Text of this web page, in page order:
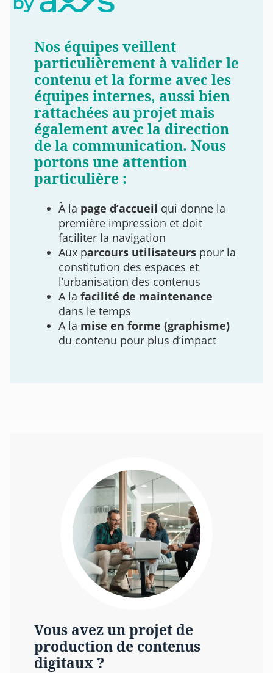
Nos équipes veillent
particulièrement à valider le
contenu et la forme avec les
équipes internes, aussi bien
rattachées au projet mais
également avec la direction
de la communication. Nous
portons une attention
particulière :
À la page d’accueil qui donne la
première impression et doit
faciliter la navigation
Aux parcours utilisateurs pour la
constitution des espaces et
l’urbanisation des contenus
A la facilité de maintenance
dans le temps
A la mise en forme (graphisme)
du contenu pour plus d’impact
Vous avez un projet de
production de contenus
digitaux ?